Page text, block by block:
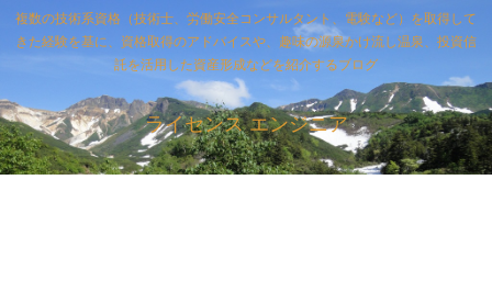
複数の技術系資格（技術士、労働安全コンサルタント、電験など）を取得して
きた経験を基に、資格取得のアドバイスや、趣味の源泉かけ流し温泉、投資信
託を活用した資産形成などを紹介するブログ
ライセンス エンジニア